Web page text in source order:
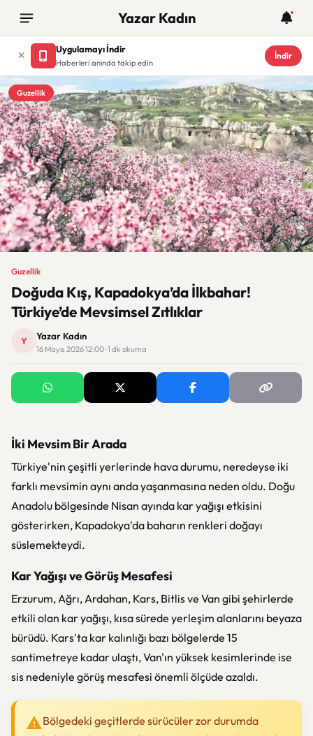
Yazar Kadın
Uygulamayı İndir
Haberleri anında takip edin
İndir
Guzellik
Guzellik
Doğuda Kış, Kapadokya’da İlkbahar!
Türkiye’de Mevsimsel Zıtlıklar
Y Yazar Kadın
16 Mayıs 2026 12:00 · 1 dk okuma
İki Mevsim Bir Arada
Türkiye'nin çeşitli yerlerinde hava durumu, neredeyse iki
farklı mevsimin aynı anda yaşanmasına neden oldu. Doğu
Anadolu bölgesinde Nisan ayında kar yağışı etkisini
gösterirken, Kapadokya'da baharın renkleri doğayı
süslemekteydi.
Kar Yağışı ve Görüş Mesafesi
Erzurum,Ağrı,Ardahan, Kars, Bitlisve Van gibi şehirlerde
etkili olan kar yağışı, kısa sürede yerleşim alanlarını beyaza
bürüdü. Kars'ta kar kalınlığı bazı bölgelerde 15
santimetreye kadar ulaştı, Van'ın yüksek kesimlerinde ise
sis nedeniyle görüş mesafesi önemli ölçüde azaldı.
Bölgedeki geçitlerde sürücüler zor durumda